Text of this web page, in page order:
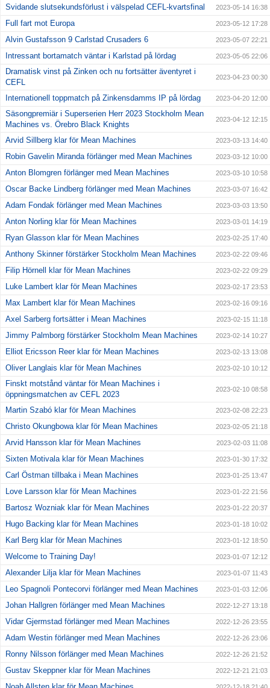
Svidande slutsekundsförlust i välspelad CEFL-kvartsfinal 2023-05-14 16:38
Full fart mot Europa 2023-05-12 17:28
Alvin Gustafsson 9 Carlstad Crusaders 6 2023-05-07 22:21
Intressant bortamatch väntar i Karlstad på lördag 2023-05-05 22:06
Dramatisk vinst på Zinken och nu fortsätter äventyret i
CEFL
2023-04-23 00:30
Internationell toppmatch på Zinkensdamms IP på lördag 2023-04-20 12:00
Säsongpremiär i Superserien Herr 2023 Stockholm Mean
Machines vs. Örebro Black Knights
2023-04-12 12:15
Arvid Sillberg klar för Mean Machines 2023-03-13 14:40
Robin Gavelin Miranda förlänger med Mean Machines 2023-03-12 10:00
Anton Blomgren förlänger med Mean Machines 2023-03-10 10:58
Oscar Backe Lindberg förlänger med Mean Machines 2023-03-07 16:42
Adam Fondak förlänger med Mean Machines 2023-03-03 13:50
Anton Norling klar för Mean Machines 2023-03-01 14:19
Ryan Glasson klar för Mean Machines 2023-02-25 17:40
Anthony Skinner förstärker Stockholm Mean Machines 2023-02-22 09:46
Filip Hörnell klar för Mean Machines 2023-02-22 09:29
Luke Lambert klar för Mean Machines 2023-02-17 23:53
Max Lambert klar för Mean Machines 2023-02-16 09:16
Axel Sarberg fortsätter i Mean Machines 2023-02-15 11:18
Jimmy Palmborg förstärker Stockholm Mean Machines 2023-02-14 10:27
Elliot Ericsson Reer klar för Mean Machines 2023-02-13 13:08
Oliver Langlais klar för Mean Machines 2023-02-10 10:12
Finskt motstånd väntar för Mean Machines i
öppningsmatchen av CEFL 2023
2023-02-10 08:58
Martin Szabó klar för Mean Machines 2023-02-08 22:23
Christo Okungbowa klar för Mean Machines 2023-02-05 21:18
Arvid Hansson klar för Mean Machines 2023-02-03 11:08
Sixten Motivala klar för Mean Machines 2023-01-30 17:32
Carl Östman tillbaka i Mean Machines 2023-01-25 13:47
Love Larsson klar för Mean Machines 2023-01-22 21:56
Bartosz Wozniak klar för Mean Machines 2023-01-22 20:37
Hugo Backing klar för Mean Machines 2023-01-18 10:02
Karl Berg klar för Mean Machines 2023-01-12 18:50
Welcome to Training Day! 2023-01-07 12:12
Alexander Lilja klar för Mean Machines 2023-01-07 11:43
Leo Spagnoli Pontecorvi förlänger med Mean Machines 2023-01-03 12:06
Johan Hallgren förlänger med Mean Machines 2022-12-27 13:18
Vidar Gjermstad förlänger med Mean Machines 2022-12-26 23:55
Adam Westin förlänger med Mean Machines 2022-12-26 23:06
Ronny Nilsson förlänger med Mean Machines 2022-12-26 21:52
Gustav Skeppner klar för Mean Machines 2022-12-21 21:03